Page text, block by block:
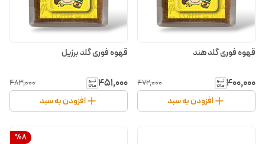
قهوه فوری گلد هند
۴۰۰٬۰۰۰ ۴۷۲٬۰۰۰
افزودن به سبد
قهوه فوری گلد برزیل
۴۵۱٬۰۰۰ ۴۸۳٬۰۰۰
افزودن به سبد
%8